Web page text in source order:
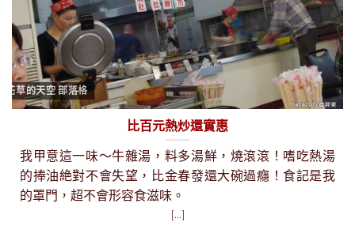
花草的天空 部落格
比百元熱炒還實惠
我甲意這一味～牛雜湯，料多湯鮮，燒滾滾！嗜吃熱湯
的捧油絶對不會失望，比金春發還大碗過癮！食記是我
的罩門，超不會形容食滋味。
[...]